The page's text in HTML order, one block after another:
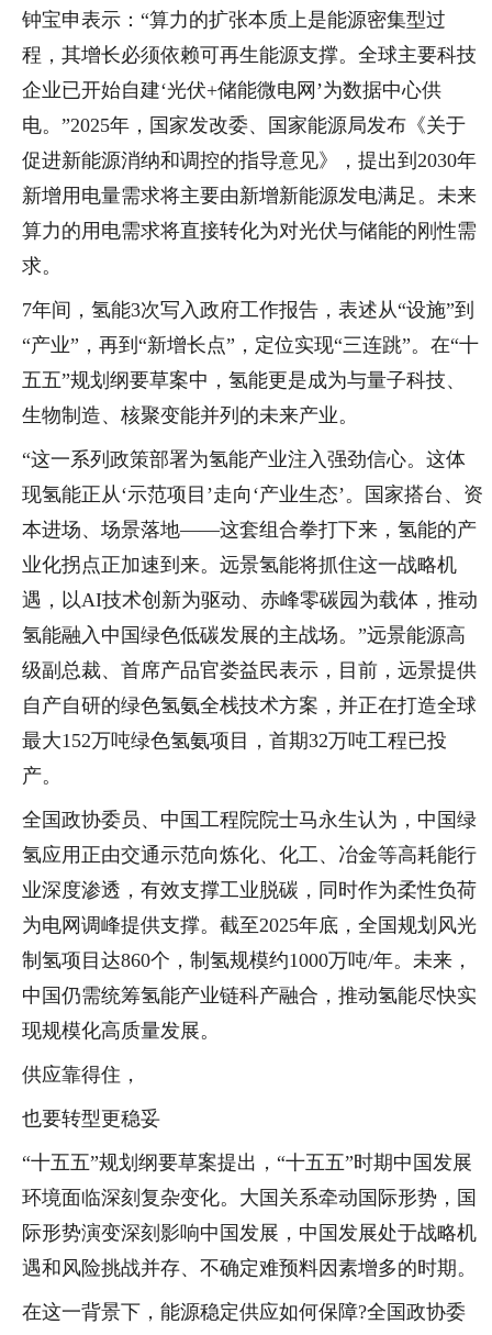
钟宝申表示：“算力的扩张本质上是能源密集型过
程，其增长必须依赖可再生能源支撑。全球主要科技
企业已开始自建‘光伏+储能微电网’为数据中心供
电。”2025年，国家发改委、国家能源局发布《关于
促进新能源消纳和调控的指导意见》，提出到2030年
新增用电量需求将主要由新增新能源发电满足。未来
算力的用电需求将直接转化为对光伏与储能的刚性需
求。
7年间，氢能3次写入政府工作报告，表述从“设施”到
“产业”，再到“新增长点”，定位实现“三连跳”。在“十
五五”规划纲要草案中，氢能更是成为与量子科技、
生物制造、核聚变能并列的未来产业。
“这一系列政策部署为氢能产业注入强劲信心。这体
现氢能正从‘示范项目’走向‘产业生态’。国家搭台、资
本进场、场景落地——这套组合拳打下来，氢能的产
业化拐点正加速到来。远景氢能将抓住这一战略机
遇，以AI技术创新为驱动、赤峰零碳园为载体，推动
氢能融入中国绿色低碳发展的主战场。”远景能源高
级副总裁、首席产品官娄益民表示，目前，远景提供
自产自研的绿色氢氨全栈技术方案，并正在打造全球
最大152万吨绿色氢氨项目，首期32万吨工程已投
产。
全国政协委员、中国工程院院士马永生认为，中国绿
氢应用正由交通示范向炼化、化工、冶金等高耗能行
业深度渗透，有效支撑工业脱碳，同时作为柔性负荷
为电网调峰提供支撑。截至2025年底，全国规划风光
制氢项目达860个，制氢规模约1000万吨/年。未来，
中国仍需统筹氢能产业链科产融合，推动氢能尽快实
现规模化高质量发展。
供应靠得住，
也要转型更稳妥
“十五五”规划纲要草案提出，“十五五”时期中国发展
环境面临深刻复杂变化。大国关系牵动国际形势，国
际形势演变深刻影响中国发展，中国发展处于战略机
遇和风险挑战并存、不确定难预料因素增多的时期。
在这一背景下，能源稳定供应如何保障?全国政协委